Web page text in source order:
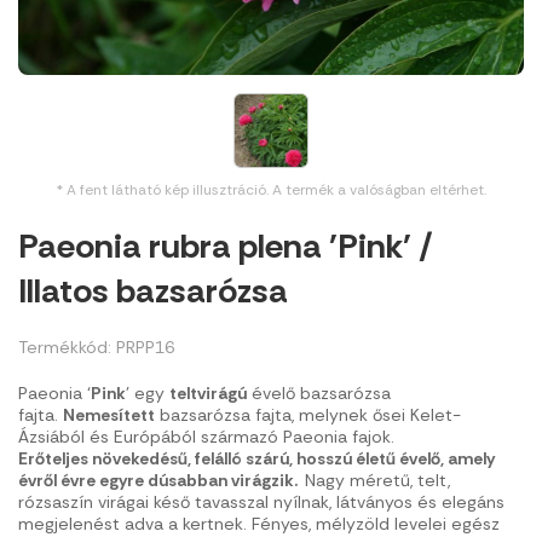
* A fent látható kép illusztráció. A termék a valóságban eltérhet.
Paeonia rubra plena 'Pink' /
Illatos bazsarózsa
Termékkód: PRPP16
Paeonia ‘Pink’ egy teltvirágú évelő bazsarózsa
fajta. Nemesített bazsarózsa fajta, melynek ősei Kelet-
Ázsiából és Európából származó Paeonia fajok.
Erőteljes növekedésű, felálló szárú, hosszú életű évelő, amely
évről évre egyre dúsabban virágzik. Nagy méretű, telt,
rózsaszín virágai késő tavasszal nyílnak, látványos és elegáns
megjelenést adva a kertnek. Fényes, mélyzöld levelei egész